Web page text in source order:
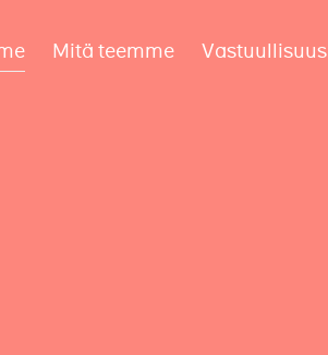
Mitä teemme Vastuullisuus